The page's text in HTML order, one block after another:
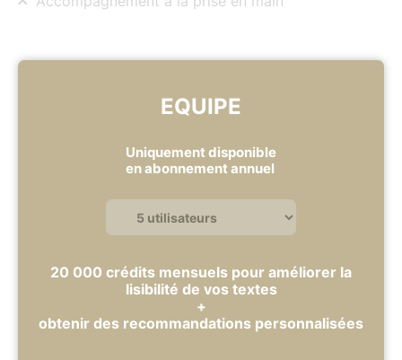
EQUIPE
Uniquement disponible
en abonnement annuel
20 000 crédits mensuels pour améliorer la
lisibilité de vos textes
+
obtenir des recommandations personnalisées